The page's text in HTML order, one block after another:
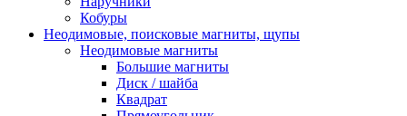
Кобуры
Неодимовые, поисковые магниты, щупы
Неодимовые магниты
Большие магниты
Диск / шайба
Квадрат